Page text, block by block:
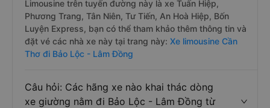
Limousine trên tuyến đường này là xe Tuấn Hiệp,
Phương Trang, Tân Niên, Tư Tiến, An Hoà Hiệp, Bốn
Luyện Express, bạn có thể tham khảo thêm thông tin và
đặt vé các nhà xe này tại trang này: Xe limousine Cần
Thơ đi Bảo Lộc - Lâm Đồng
Câu hỏi: Các hãng xe nào khai thác dòng
xe giường nằm đi Bảo Lộc - Lâm Đồng từ